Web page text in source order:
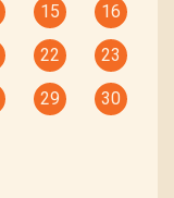
15 16
22 23
29 30